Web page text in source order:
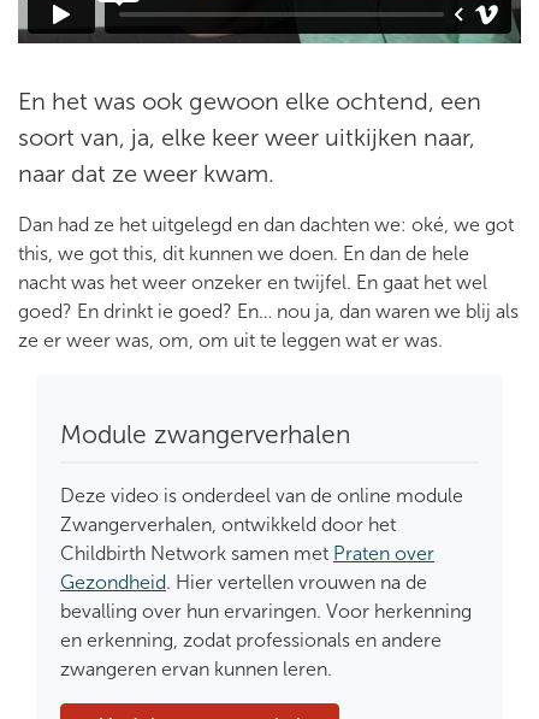
En het was ook gewoon elke ochtend, een
soort van, ja, elke keer weer uitkijken naar,
naar dat ze weer kwam.
Dan had ze het uitgelegd en dan dachten we: oké, we got
this, we got this, dit kunnen we doen. En dan de hele
nacht was het weer onzeker en twijfel. En gaat het wel
goed? En drinkt ie goed? En… nou ja, dan waren we blij als
ze er weer was, om, om uit te leggen wat er was.
Module zwangerverhalen
Deze video is onderdeel van de online module
Zwangerverhalen, ontwikkeld door het
Childbirth Network samen met Praten over
Gezondheid. Hier vertellen vrouwen na de
bevalling over hun ervaringen. Voor herkenning
en erkenning, zodat professionals en andere
zwangeren ervan kunnen leren.